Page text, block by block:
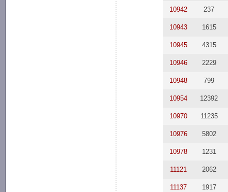
10942 237
10943 1615
10945 4315
10946 2229
10948 799
10954 12392
10970 11235
10976 5802
10978 1231
11121 2062
11137 1917